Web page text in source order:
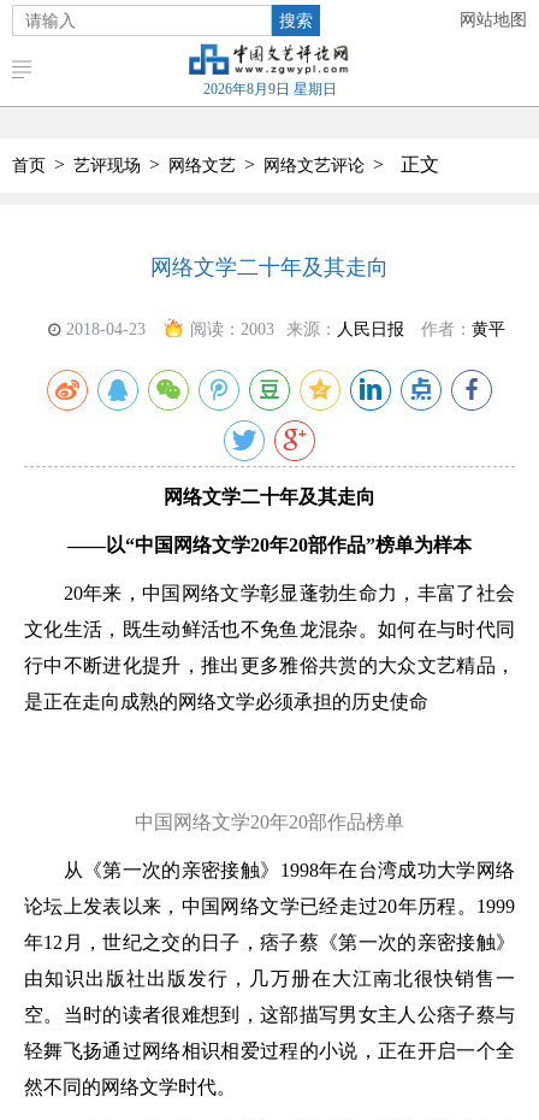
搜索 网站地图
2026年8月9日 星期日
首页 > 艺评现场 > 网络文艺 > 网络文艺评论 > 正文
网络文学二十年及其走向
2018-04-23 阅读： 2003 来源： 人民日报 作者： 黄平
网络文学二十年及其走向
——以“中国网络文学20年20部作品”榜单为样本
20年来，中国网络文学彰显蓬勃生命力，丰富了社会
文化生活，既生动鲜活也不免鱼龙混杂。如何在与时代同
行中不断进化提升，推出更多雅俗共赏的大众文艺精品，
是正在走向成熟的网络文学必须承担的历史使命
中国网络文学20年20部作品榜单
从《第一次的亲密接触》1998年在台湾成功大学网络
论坛上发表以来，中国网络文学已经走过20年历程。1999
年12月，世纪之交的日子，痞子蔡《第一次的亲密接触》
由知识出版社出版发行，几万册在大江南北很快销售一
空。当时的读者很难想到，这部描写男女主人公痞子蔡与
轻舞飞扬通过网络相识相爱过程的小说，正在开启一个全
然不同的网络文学时代。